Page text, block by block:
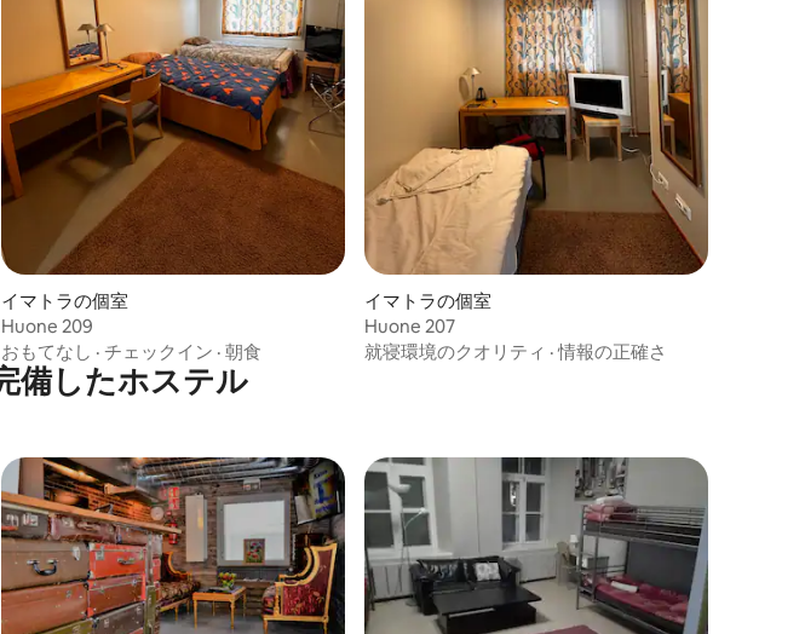
イマトラの個室
Huone 209
おもてなし · チェックイン · 朝食
イマトラの個室
Huone 207
就寝環境のクオリティ ·情報の正確さ
備したホステル